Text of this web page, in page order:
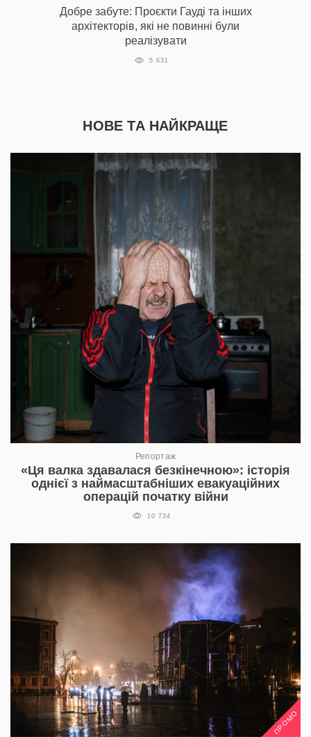
Добре забуте: Проєкти Гауді та інших
архітекторів, які не повинні були
реалізувати
5 631
НОВЕ ТА НАЙКРАЩЕ
Репортаж
«Ця валка здавалася безкінечною»: історія
однієї з наймасштабніших евакуаційних
операцій початку війни
10 734
ПРОМО